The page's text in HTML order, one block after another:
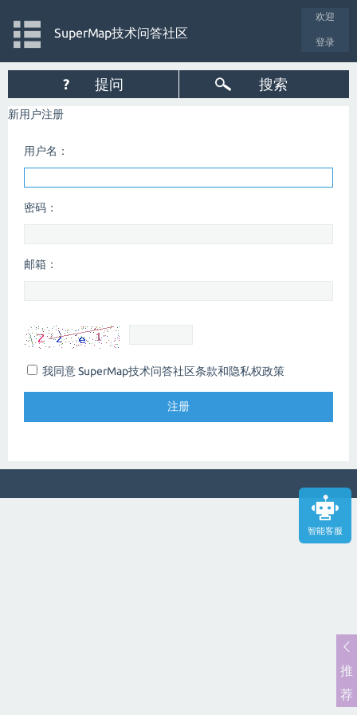
智能客服
欢迎
登录
SuperMap技术问答社区
? 提问 搜索
新用户注册
用户名：
密码：
邮箱：
我同意 SuperMap技术问答社区条款和隐私权政策